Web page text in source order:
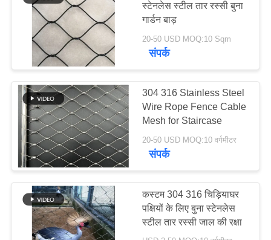
एक
उद्धरण
विनती
करे
साइटमैप
गोपनीयता
नीति
स्टेनलेस स्टील तार रस्सी बुना
गार्डन बाड़
20-50 USD MOQ:10 Sqm
संपर्क
304 316 Stainless Steel
Wire Rope Fence Cable
Mesh for Staircase
20-50 USD MOQ:10 वर्गमीटर
संपर्क
कस्टम 304 316 चिड़ियाघर
पक्षियों के लिए बुना स्टेनलेस
स्टील तार रस्सी जाल की रक्षा